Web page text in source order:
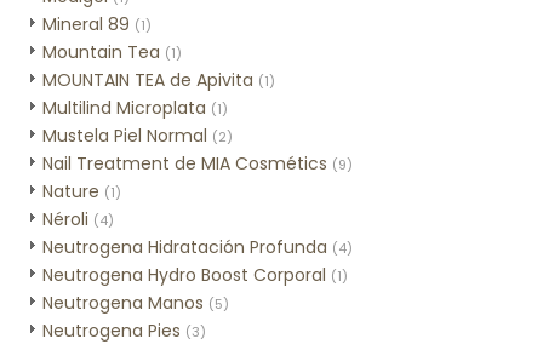
Mineral 89 (1)
Mountain Tea (1)
MOUNTAIN TEA de Apivita (1)
Multilind Microplata (1)
Mustela Piel Normal (2)
Nail Treatment de MIA Cosmétics (9)
Nature (1)
Néroli (4)
Neutrogena Hidratación Profunda (4)
Neutrogena Hydro Boost Corporal (1)
Neutrogena Manos (5)
Neutrogena Pies (3)